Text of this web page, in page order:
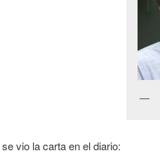
vio la carta en el diario: